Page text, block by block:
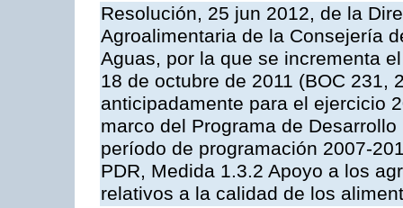
Resolución, 25 jun 2012, de la
Agroalimentaria de la Consejería
Aguas, por la que se incrementa
18 de octubre de 2011 (BOC 231,
anticipadamente para el ejercicio
marco del Programa de
período de programación 2007-
PDR, Medida 1.3.2 Apoyo a los
relativos a la calidad de los